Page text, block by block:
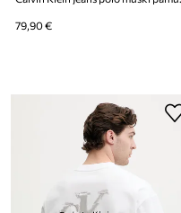
79,90 €